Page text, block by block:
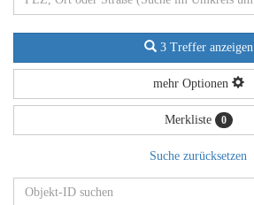
3 Treffer anzeigen
mehr Optionen
Merkliste 0
Suche zurücksetzen